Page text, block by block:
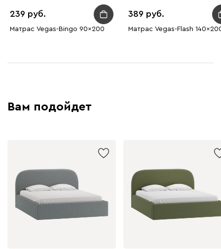
239
Матрас Vegas-Bingo 90x200
389
Матрас Vegas-Flash
Вам подойдет